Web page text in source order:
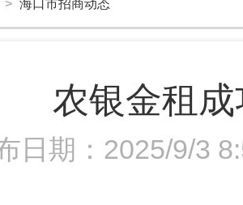
> 海口市招商动态
农银金租
日期：2025/9/3